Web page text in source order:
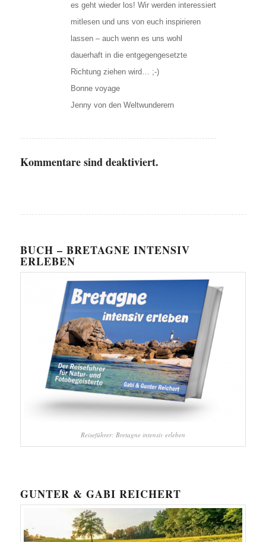
es geht wieder los! Wir werden interessiert
mitlesen und uns von euch inspirieren
lassen – auch wenn es uns wohl
dauerhaft in die entgegengesetzte
Richtung ziehen wird… ;-)
Bonne voyage
Jenny von den Weltwunderern
Kommentare sind deaktiviert.
BUCH – BRETAGNE INTENSIV
ERLEBEN
Reiseführer: Bretagne intensiv erleben
GUNTER & GABI REICHERT